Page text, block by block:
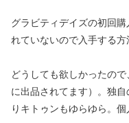
グラビティデイズの初回
れていないので入手する方
どうしても欲しかったの
に出品されてます）。独
りキトゥンもゆらゆら。個